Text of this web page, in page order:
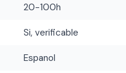
20-100h
Si, verificable
Espanol